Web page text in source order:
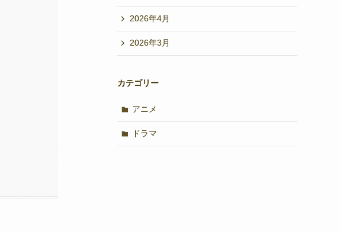
2026年4月
2026年3月
カテゴリー
アニメ
ドラマ